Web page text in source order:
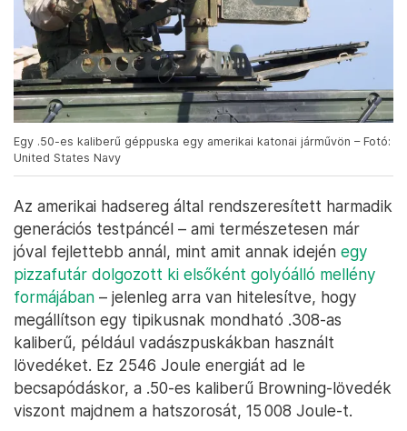
Egy .50-es kaliberű géppuska egy amerikai katonai járművön – Fotó:
United States Navy
Az amerikai hadsereg által rendszeresített harmadik
generációs testpáncél – ami természetesen már
jóval fejlettebb annál, mint amit annak idején egy
pizzafutár dolgozott ki elsőként golyóálló mellény
formájában – jelenleg arra van hitelesítve, hogy
megállítson egy tipikusnak mondható .308-as
kaliberű, például vadászpuskákban használt
lövedéket. Ez 2546 Joule energiát ad le
becsapódáskor, a .50-es kaliberű Browning-lövedék
viszont majdnem a hatszorosát, 15 008 Joule-t.